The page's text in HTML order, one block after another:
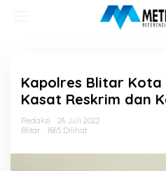
Kapolres Blitar Kota
Kasat Reskrim dan
Redaksi
26 Juli 2022
Blitar
1665 Dilihat